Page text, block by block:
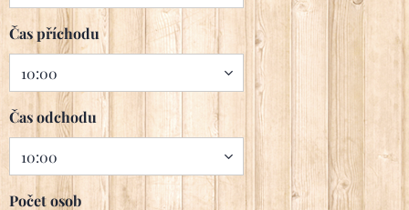
Čas příchodu
Čas odchodu
Počet osob